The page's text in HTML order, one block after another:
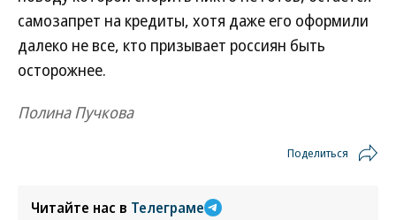
самозапрет на кредиты, хотя даже его оформили
далеко не все, кто призывает россиян быть
осторожнее.
Полина Пучкова
Поделиться
Читайте нас в Телеграме